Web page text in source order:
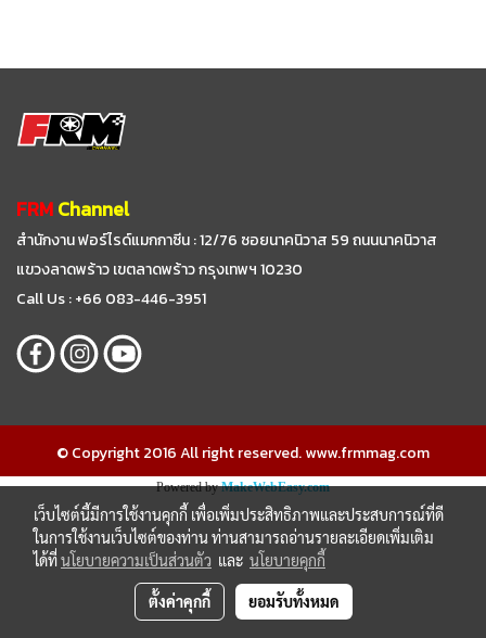
FRMChannel
สำนักงาน ฟอร์ไรด์แมกกาซีน : 12/76 ซอยนาคนิวาส 59ถนนนาคนิวาส
แขวงลาดพร้าว เขตลาดพร้าว กรุงเทพฯ 10230
Call Us : +66 083-446-3951
© Copyright 2016 All right reserved. www.frmmag.com
Powered byMakeWebEasy.com
เว็บไซต์นี้มีการใช้งานคุกกี้ เพื่อเพิ่มประสิทธิภาพและประสบการณ์ที่ดี
ในการใช้งานเว็บไซต์ของท่าน ท่านสามารถอ่านรายละเอียดเพิ่มเติม
ได้ที่นโยบายความเป็นส่วนตัว และ นโยบายคุกกี้
ตั้งค่าคุกกี้ ยอมรับทั้งหมด